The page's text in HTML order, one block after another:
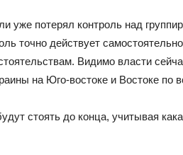
уже потерял контроль над
точно действует
Видимо власти
на Юго-востоке и Востоке по
стоять до конца, учитывая